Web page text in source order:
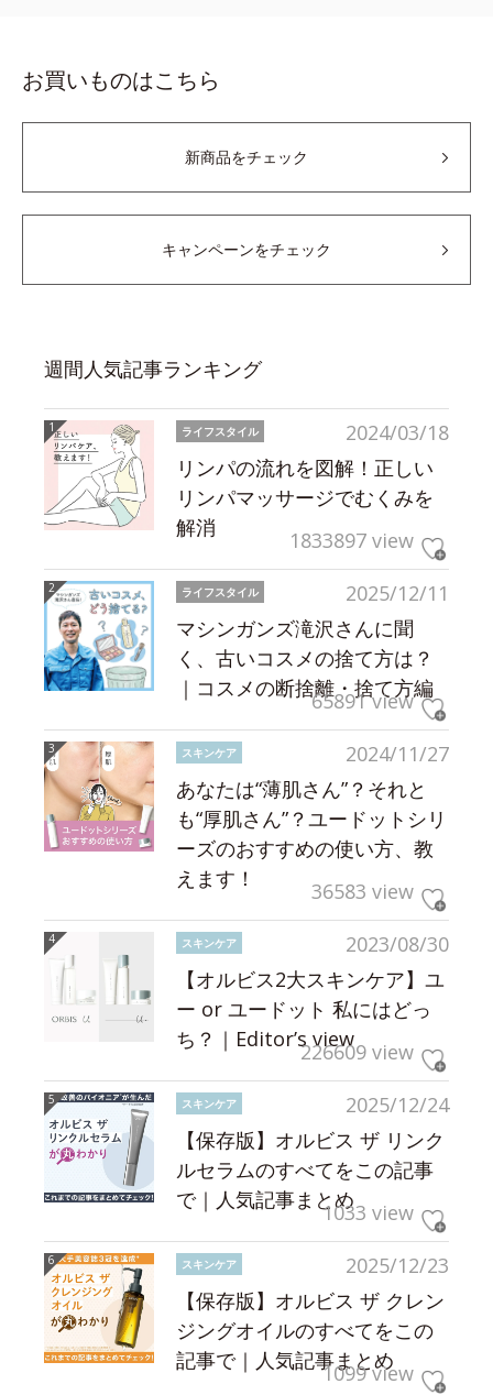
お買いものはこちら
新商品をチェック
キャンペーンをチェック
週間人気記事ランキング
2024/03/18
ライフスタイル
リンパの流れを図解！正しい
リンパマッサージでむくみを
解消
1833897 view
2025/12/11
ライフスタイル
マシンガンズ滝沢さんに聞
く、古いコスメの捨て方は？
｜コスメの断捨離・捨て方編
65891 view
2024/11/27
スキンケア
あなたは“薄肌さん”？それと
も“厚肌さん”？ユードットシリ
ーズのおすすめの使い方、教
えます！
36583 view
2023/08/30
スキンケア
【オルビス2大スキンケア】ユ
ー or ユードット 私にはどっ
ち？｜Editor’s view226609 view
2025/12/24
スキンケア
【保存版】オルビス ザ リンク
ルセラムのすべてをこの記事
で｜人気記事まとめ1033 view
2025/12/23
スキンケア
【保存版】オルビス ザ クレン
ジングオイルのすべてをこの
記事で｜人気記事まとめ
1099 view